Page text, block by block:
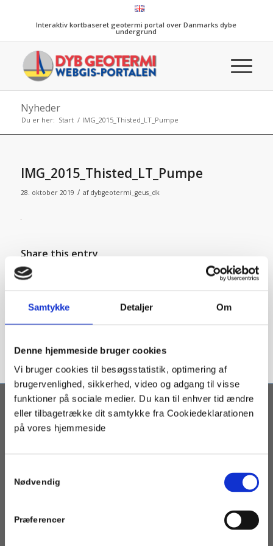
Samtykke Detaljer Om
Denne hjemmeside bruger cookies
Vi bruger cookies til besøgsstatistik, optimering af
brugervenlighed, sikkerhed, video og adgang til visse
funktioner på sociale medier. Du kan til enhver tid ændre
eller tilbagetrække dit samtykke fra Cookiedeklarationen
på vores hjemmeside
Nødvendig
Præferencer
Interaktiv kortbaseret geotermi portal over Danmarks dybe
undergrund
Nyheder
Du er her: Start / IMG_2015_Thisted_LT_Pumpe
IMG_2015_Thisted_LT_Pumpe
28. oktober 2019 / af dybgeotermi_geus_dk
Share this entry
OM PORTALEN
varmeforsyning.